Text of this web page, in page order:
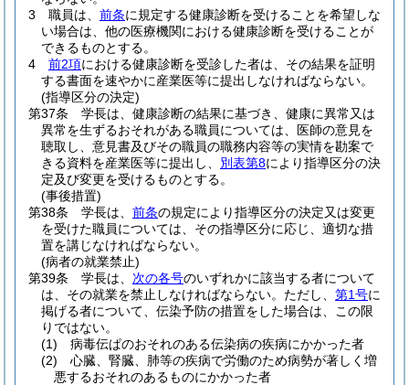
3
職員は、 前条に規定する健康診断を受けることを希望しな
い場合は、他の医療機関における健康診断を受けることが
できるものとする。
4
前2項における健康診断を受診した者は、その結果を証明
する書面を速やかに産業医等に提出しなければならない。
(指導区分の決定)
第37条
学長は、健康診断の結果に基づき、健康に異常又は
異常を生ずるおそれがある職員については、医師の意見を
聴取し、意見書及びその職員の職務内容等の実情を勘案で
きる資料を産業医等に提出し、 別表第8により指導区分の決
定及び変更を受けるものとする。
(事後措置)
第38条
学長は、 前条の規定により指導区分の決定又は変更
を受けた職員については、その指導区分に応じ、適切な措
置を講じなければならない。
(病者の就業禁止)
第39条
学長は、 次の各号のいずれかに該当する者について
は、その就業を禁止しなければならない。 ただし、 第1号に
掲げる者について、伝染予防の措置をした場合は、この限
りではない。
(1)
病毒伝ぱのおそれのある伝染病の疾病にかかった者
(2)
心臓、腎臓、肺等の疾病で労働のため病勢が著しく増
悪するおそれのあるものにかかった者